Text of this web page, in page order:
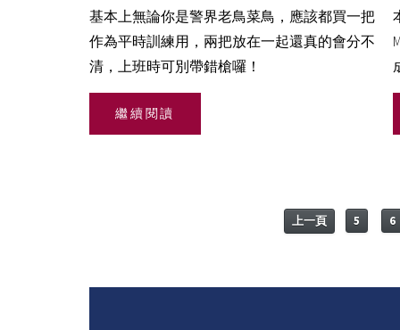
基本上無論你是警界老鳥菜鳥，應該都買一把
作為平時訓練用，兩把放在一起還真的會分不
清，上班時可別帶錯槍囉！
繼續閱讀
上一頁 5 6